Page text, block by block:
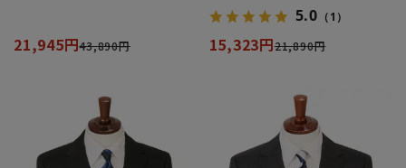
21,945円43,890円
5.0 （1）
15,323円21,890円